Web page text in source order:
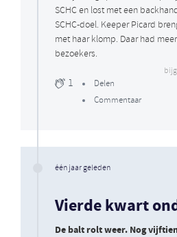
SCHC en lost met een
SCHC-doel. Keeper Picard
met haar klomp. Daar had
bezoekers.
1
Delen
Commentaar
één jaar geleden
Vierde kwart
De balt rolt weer. Nog